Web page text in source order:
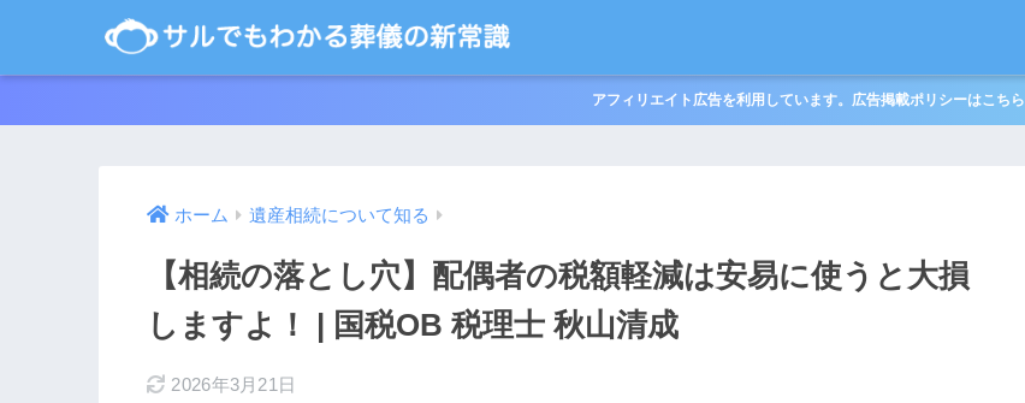
アフィリエイト広告を利用しています。広告掲載ポリシーはこちら
ホーム 遺産相続について知る
【相続の落とし穴】配偶者の税額軽減は安易に使うと大損
しますよ！ | 国税OB 税理士 秋山清成
2026年3月21日